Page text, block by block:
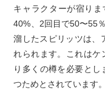
キャラクターが宿り
40%、2回目で50〜55
溜したスピリッツは、
れられます。これはケ
り多くの樽を必要と
つためとされています。